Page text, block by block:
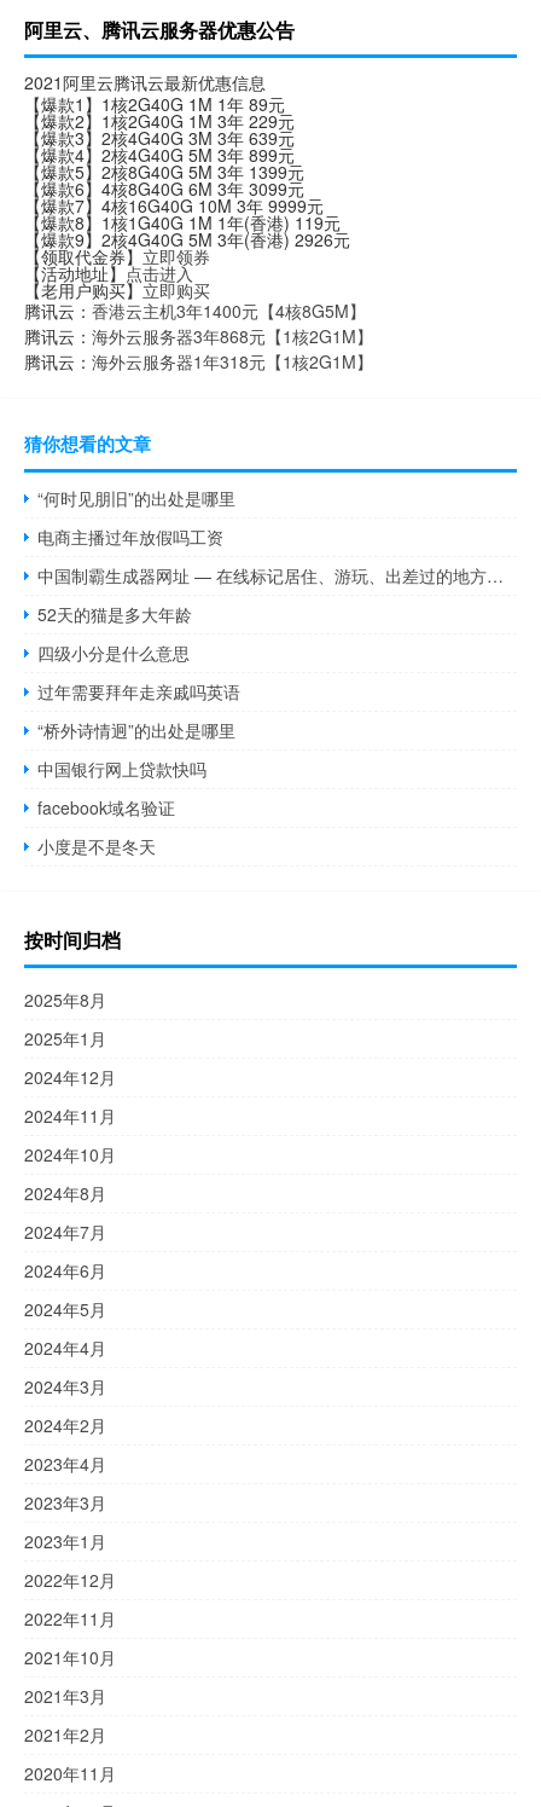
阿里云、腾讯云服务器优惠公告
2021阿里云腾讯云最新优惠信息
【爆款1】1核2G40G 1M 1年 89元
【爆款2】1核2G40G 1M 3年 229元
【爆款3】2核4G40G 3M 3年 639元
【爆款4】2核4G40G 5M 3年 899元
【爆款5】2核8G40G 5M 3年 1399元
【爆款6】4核8G40G 6M 3年 3099元
【爆款7】4核16G40G 10M 3年 9999元
【爆款8】1核1G40G 1M 1年(香港) 119元
【爆款9】2核4G40G 5M 3年(香港) 2926元
【领取代金券】 立即领券
【活动地址】 点击进入
【老用户购买】立即购买
腾讯云： 香港云主机3年1400元【4核8G5M】
腾讯云： 海外云服务器3年868元【1核2G1M】
腾讯云： 海外云服务器1年318元【1核2G1M】
猜你想看的文章
“何时见朋旧”的出处是哪里
电商主播过年放假吗工资
中国制霸生成器网址 — 在线标记居住、游玩、出差过的地方，生成足迹地图！
52天的猫是多大年龄
四级小分是什么意思
过年需要拜年走亲戚吗英语
“桥外诗情迥”的出处是哪里
中国银行网上贷款快吗
facebook域名验证
小度是不是冬天
按时间归档
2025年8月
2025年1月
2024年12月
2024年11月
2024年10月
2024年8月
2024年7月
2024年6月
2024年5月
2024年4月
2024年3月
2024年2月
2023年4月
2023年3月
2023年1月
2022年12月
2022年11月
2021年10月
2021年3月
2021年2月
2020年11月